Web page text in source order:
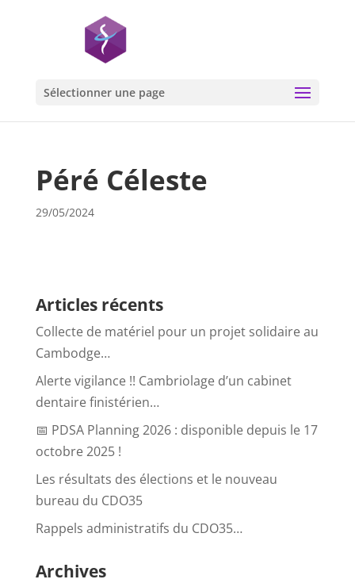
Sélectionner une page
Péré Céleste
29/05/2024
Articles récents
Collecte de matériel pour un projet solidaire au
Cambodge…
Alerte vigilance !! Cambriolage d’un cabinet
dentaire finistérien…
📅 PDSA Planning 2026 : disponible depuis le 17
octobre 2025 !
Les résultats des élections et le nouveau
bureau du CDO35
Rappels administratifs du CDO35…
Archives